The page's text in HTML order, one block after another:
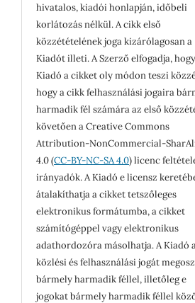
hivatalos, kiadói honlapján, időbeli
korlátozás nélkül. A cikk első
közzétételének joga kizárólagosan a
Kiadót illeti. A Szerző elfogadja,
Kiadó a cikket oly módon teszi
hogy a cikk felhasználási jogaira
harmadik fél számára az első
követően a Creative Commons
Attribution-NonCommercial-
4.0 (CC-BY-NC-SA 4.0) licenc
irányadók. A Kiadó e licensz
átalakíthatja a cikket tetszőleges
elektronikus formátumba, a cikket
számítógéppel vagy elektronikus
adathordozóra másolhatja. A Kiadó
közlési és felhasználási jogát
bármely harmadik féllel, illetőleg e
jogokat bármely harmadik féllel